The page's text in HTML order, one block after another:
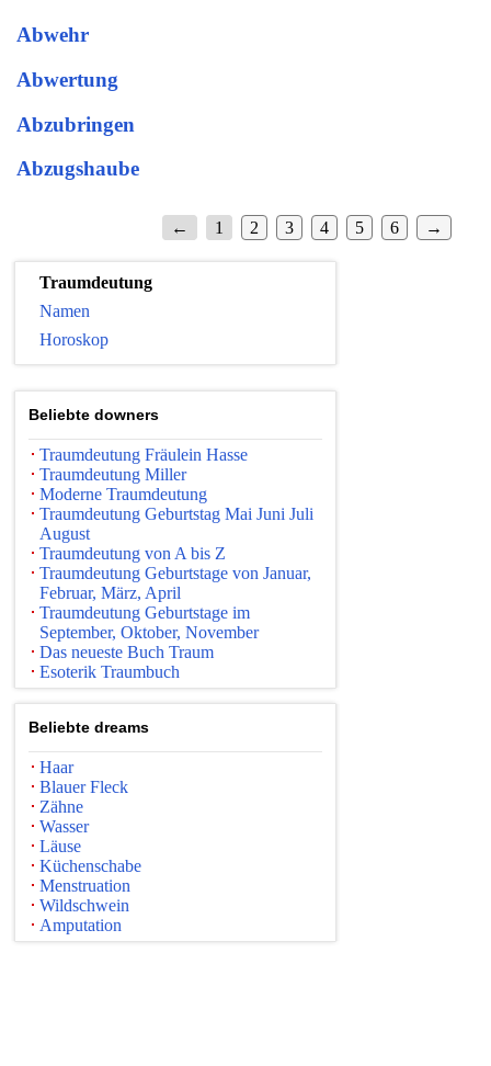
Abwehr
Abwertung
Abzubringen
Abzugshaube
← 1 2 3 4 5 6 →
Traumdeutung
Namen
Horoskop
Beliebte downers
Traumdeutung Fräulein Hasse
Traumdeutung Miller
Moderne Traumdeutung
Traumdeutung Geburtstag Mai Juni Juli
August
Traumdeutung von A bis Z
Traumdeutung Geburtstage von Januar,
Februar, März, April
Traumdeutung Geburtstage im
September, Oktober, November
Das neueste Buch Traum
Esoterik Traumbuch
Beliebte dreams
Haar
Blauer Fleck
Zähne
Wasser
Läuse
Küchenschabe
Menstruation
Wildschwein
Amputation